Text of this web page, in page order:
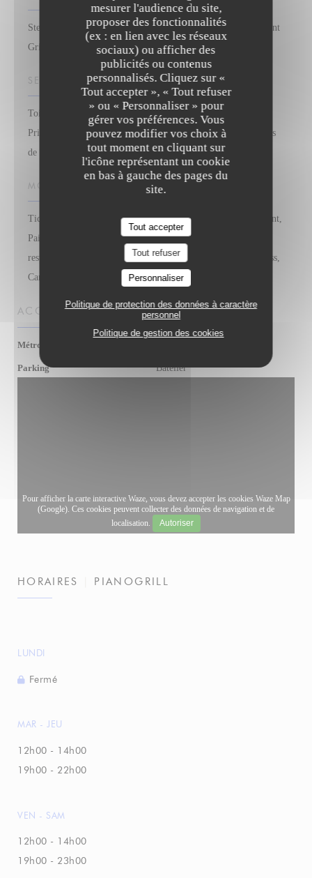
mesurer l'audience du site,
proposer des fonctionnalités
(ex : en lien avec les réseaux
sociaux) ou afficher des
publicités ou contenus
personnalisés. Cliquez sur «
Tout accepter », « Tout refuser
» ou « Personnaliser » pour
gérer vos préférences. Vous
pouvez modifier vos choix à
tout moment en cliquant sur
l'icône représentant un cookie
en bas à gauche des pages du
site.
Tout accepter
Tout refuser
Personnaliser
Politique de protection des données à caractère
personnel
Politique de gestion des cookies
Steak house, Restaurant Français, Bistrot - Brasserie, Restaurant
Grill
SERVICES
Toilettes et accès adaptés aux personnes à mobilité réduite,
Privatisation, Climatisé, Wifi Gratuit, Terrasse couverte, Repas
de groupes
MOYENS DE PAIEMENT
Ticket restaurant dématérialisé, Sans Contact, Ticket Restaurant,
Paiement Sans Contact, Monéo, Eurocard/Mastercard, Titres
restaurant, Espèces, Visa, Chèques Vacances, American Express,
Carte Bleue
ACCÈS
Métro
Parking Batelier
Pour afficher la carte interactive Waze, vous devez accepter les cookies Waze Map
(Google). Ces cookies peuvent collecter des données de navigation et de
localisation.
Autoriser
HORAIRES PIANOGRILL
LUNDI
Fermé
MAR - JEU
12h00 - 14h00
19h00 - 22h00
VEN - SAM
12h00 - 14h00
19h00 - 23h00